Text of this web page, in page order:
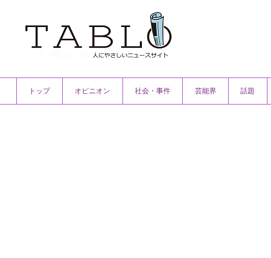
トップ オピニオン 社会・事件 芸能界 話題